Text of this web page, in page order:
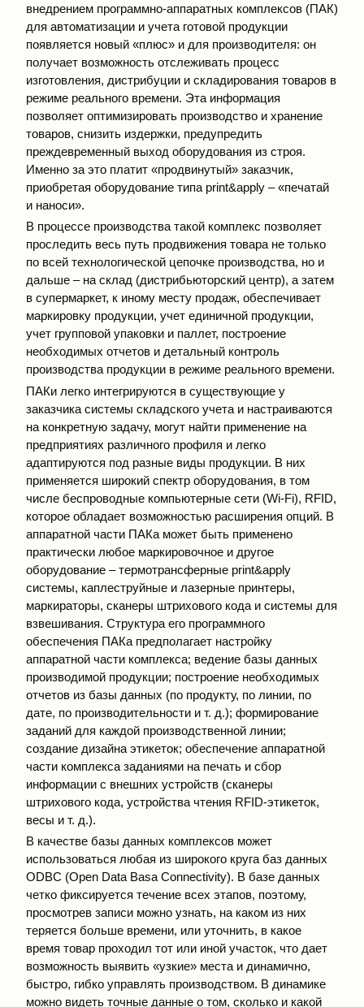
внедрением программно-аппаратных комплексов (ПАК)
для автоматизации и учета готовой продукции
появляется новый «плюс» и для производителя: он
получает возможность отслеживать процесс
изготовления, дистрибуции и складирования товаров в
режиме реального времени. Эта информация
позволяет оптимизировать производство и хранение
товаров, снизить издержки, предупредить
преждевременный выход оборудования из строя.
Именно за это платит «продвинутый» заказчик,
приобретая оборудование типа print&apply – «печатай
и наноси».
В процессе производства такой комплекс позволяет
проследить весь путь продвижения товара не только
по всей технологической цепочке производства, но и
дальше – на склад (дистрибьюторский центр), а затем
в супермаркет, к иному месту продаж, обеспечивает
маркировку продукции, учет единичной продукции,
учет групповой упаковки и паллет, построение
необходимых отчетов и детальный контроль
производства продукции в режиме реального времени.
ПАКи легко интегрируются в существующие у
заказчика системы складского учета и настраиваются
на конкретную задачу, могут найти применение на
предприятиях различного профиля и легко
адаптируются под разные виды продукции. В них
применяется широкий спектр оборудования, в том
числе беспроводные компьютерные сети (Wi-Fi), RFID,
которое обладает возможностью расширения опций. В
аппаратной части ПАКа может быть применено
практически любое маркировочное и другое
оборудование – термотрансферные print&apply
системы, каплеструйные и лазерные принтеры,
маркираторы, сканеры штрихового кода и системы для
взвешивания. Структура его программного
обеспечения ПАКа предполагает настройку
аппаратной части комплекса; ведение базы данных
производимой продукции; построение необходимых
отчетов из базы данных (по продукту, по линии, по
дате, по производительности и т. д.); формирование
заданий для каждой производственной линии;
создание дизайна этикеток; обеспечение аппаратной
части комплекса заданиями на печать и сбор
информации с внешних устройств (сканеры
штрихового кода, устройства чтения RFID-этикеток,
весы и т. д.).
В качестве базы данных комплексов может
использоваться любая из широкого круга баз данных
ODBC (Open Data Basa Connectivity). В базе данных
четко фиксируется течение всех этапов, поэтому,
просмотрев записи можно узнать, на каком из них
теряется больше времени, или уточнить, в какое
время товар проходил тот или иной участок, что дает
возможность выявить «узкие» места и динамично,
быстро, гибко управлять производством. В динамике
можно видеть точные данные о том, сколько и какой